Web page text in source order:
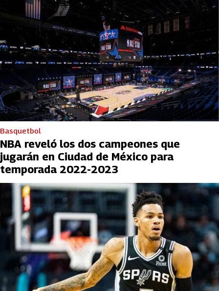
Basquetbol
NBA reveló los dos campeones que
jugarán en Ciudad de México para
temporada 2022-2023